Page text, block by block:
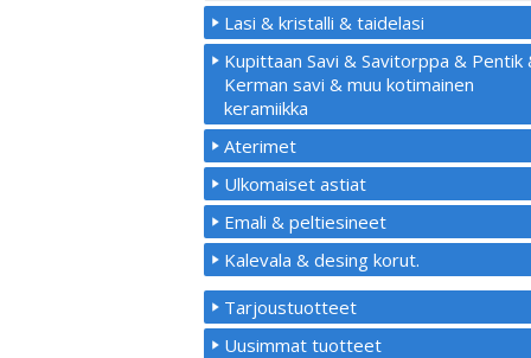
Lasi & kristalli & taidelasi
Kupittaan Savi & Savitorppa & Pentik
Kerman savi & muu kotimainen
keramiikka
Aterimet
Ulkomaiset astiat
Emali & peltiesineet
Kalevala & desing korut.
Tarjoustuotteet
Uusimmat tuotteet